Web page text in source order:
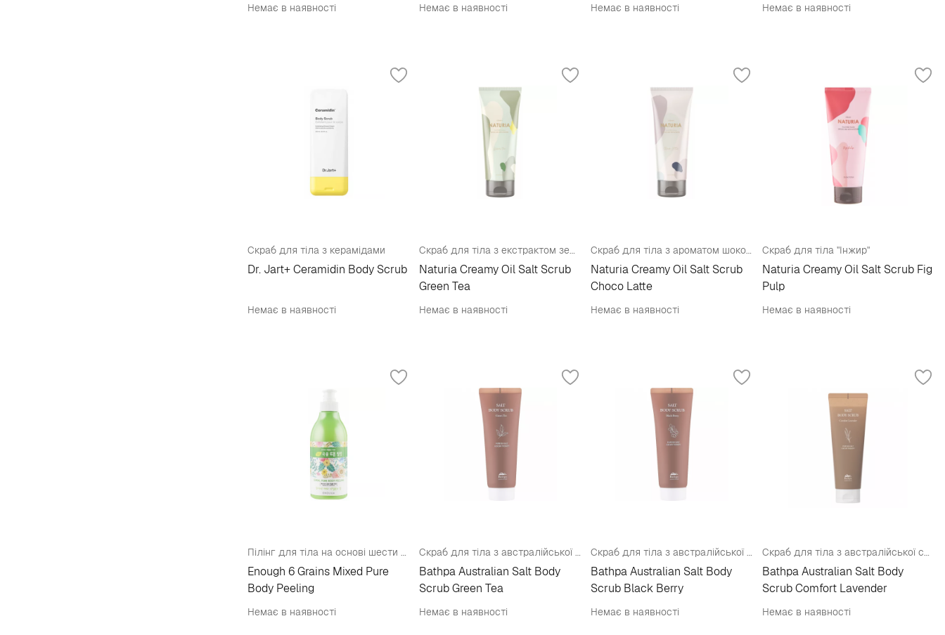
Немає в наявності Немає в наявності Немає в наявності Немає в наявності
Скраб для тіла з керамідами
Dr. Jart+ Ceramidin Body Scrub
Немає в наявності
Скраб для тіла з екстрактом зеленого чаю
Naturia Creamy Oil Salt Scrub
Green Tea
Немає в наявності
Скраб для тіла з ароматом шоколаду
Naturia Creamy Oil Salt Scrub
Choco Latte
Немає в наявності
Скраб для тіла "Інжир"
Naturia Creamy Oil Salt Scrub Fig
Pulp
Немає в наявності
Пілінг для тіла на основі шести злаків
Enough 6 Grains Mixed Pure
Body Peeling
Немає в наявності
Скраб для тіла з австралійської солі з ароматом зеленого чаю
Bathpa Australian Salt Body
Scrub Green Tea
Немає в наявності
Скраб для тіла з австралійської солі з ароматом ожини
Bathpa Australian Salt Body
Scrub Black Berry
Немає в наявності
Скраб для тіла з австралійської солі з ароматом лаванди
Bathpa Australian Salt Body
Scrub Comfort Lavender
Немає в наявності